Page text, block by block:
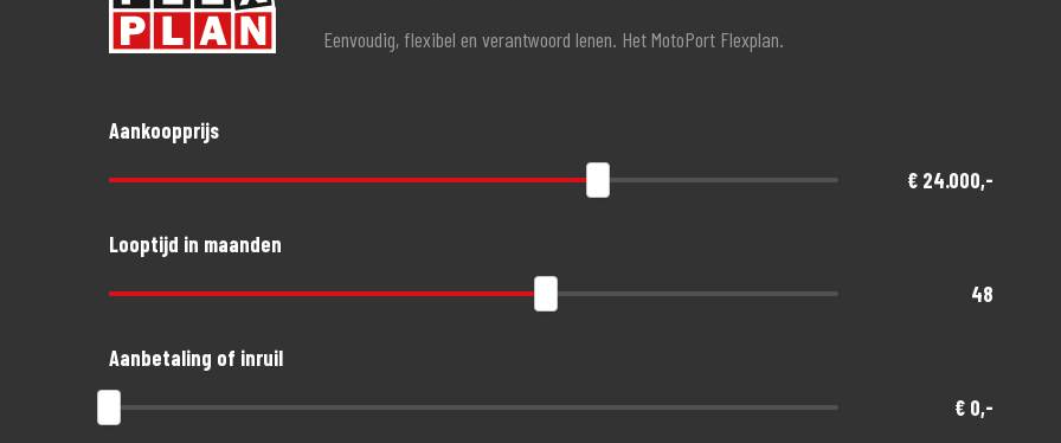
Eenvoudig, flexibel en verantwoord lenen. Het MotoPort Flexplan.
Aankoopprijs
€ 24.000,-
Looptijd in maanden
48
Aanbetaling of inruil
€ 0,-